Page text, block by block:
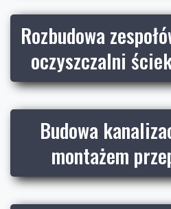
Rozbudowa
oczyszczalni
Budowa
montażem